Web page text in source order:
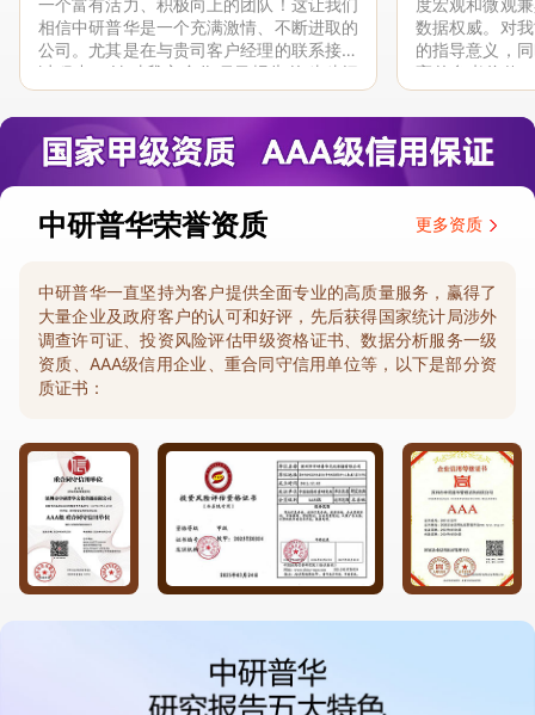
相信中研普华是一个充满激情、不断进取的
公司。尤其是在与贵司客户经理的联系接洽
过程中，针对我方合作项目报告的种种细
节，及时细致缜密地协助与项目部沟通、探
讨和完善...
数据权威。对
的指导意义，
高的参考价值
体化”服务和行
司继续...
中研普华荣誉资质 更多资质
中研普华一直坚持为客户提供全面专业的高质量服务，赢得了
大量企业及政府客户的认可和好评，先后获得国家统计局涉外
调查许可证、投资风险评估甲级资格证书、数据分析服务一级
资质、AAA级信用企业、重合同守信用单位等，以下是部分资
质证书：